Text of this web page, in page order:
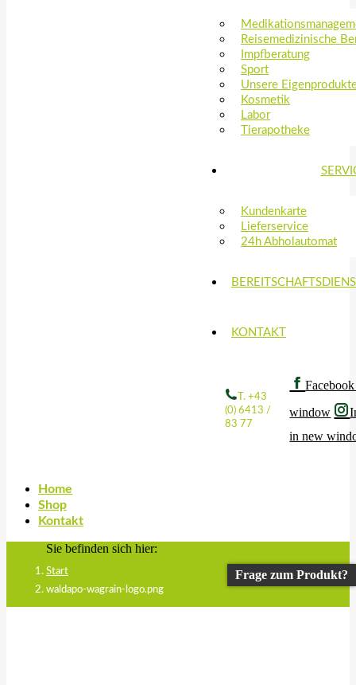
Reisemedizinische
Impfberatung
Sport
Unsere
Kosmetik
Labor
Tierapotheke
Kundenkarte
Lieferservice
24h Abholautomat
KONTAKT
T. +43
(0) 6413 /
83 77
window
in new
Home
Shop
Kontakt
Sie befinden sich hier:
Start
waldapo-wagrain-logo.png
Frage zum Produkt?